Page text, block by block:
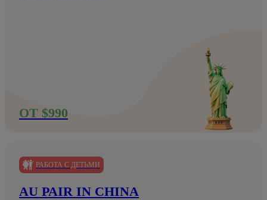
ОТ $990
РАБОТА С ДЕТЬМИ
AU PAIR IN CHINA